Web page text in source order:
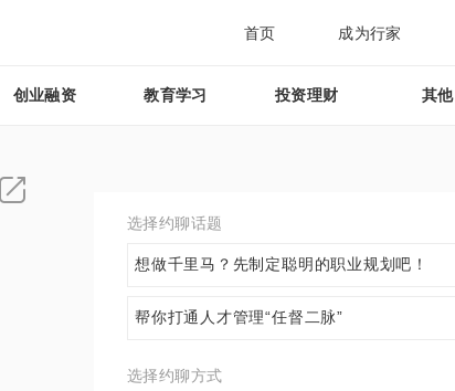
首页 成为行家
创业融资 教育学习 投资理财 其他
选择约聊话题
想做千里马？先制定聪明的职业规划吧！
帮你打通人才管理“任督二脉”
选择约聊方式